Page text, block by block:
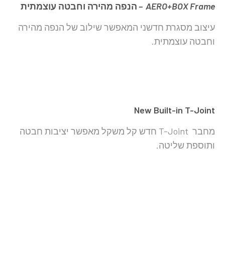
AERO+BOX Frame –
הנפה מהירה וחבטה עוצמתית
עיצוב מסגרת חדשני המאפשר שילוב של הנפה מהירה
וחבטה עוצמתית.
New Built-in T-Joint
מחבר T-Joint חדש קל משקל מאפשר יציבות חבטה
ותוספת שליטה.